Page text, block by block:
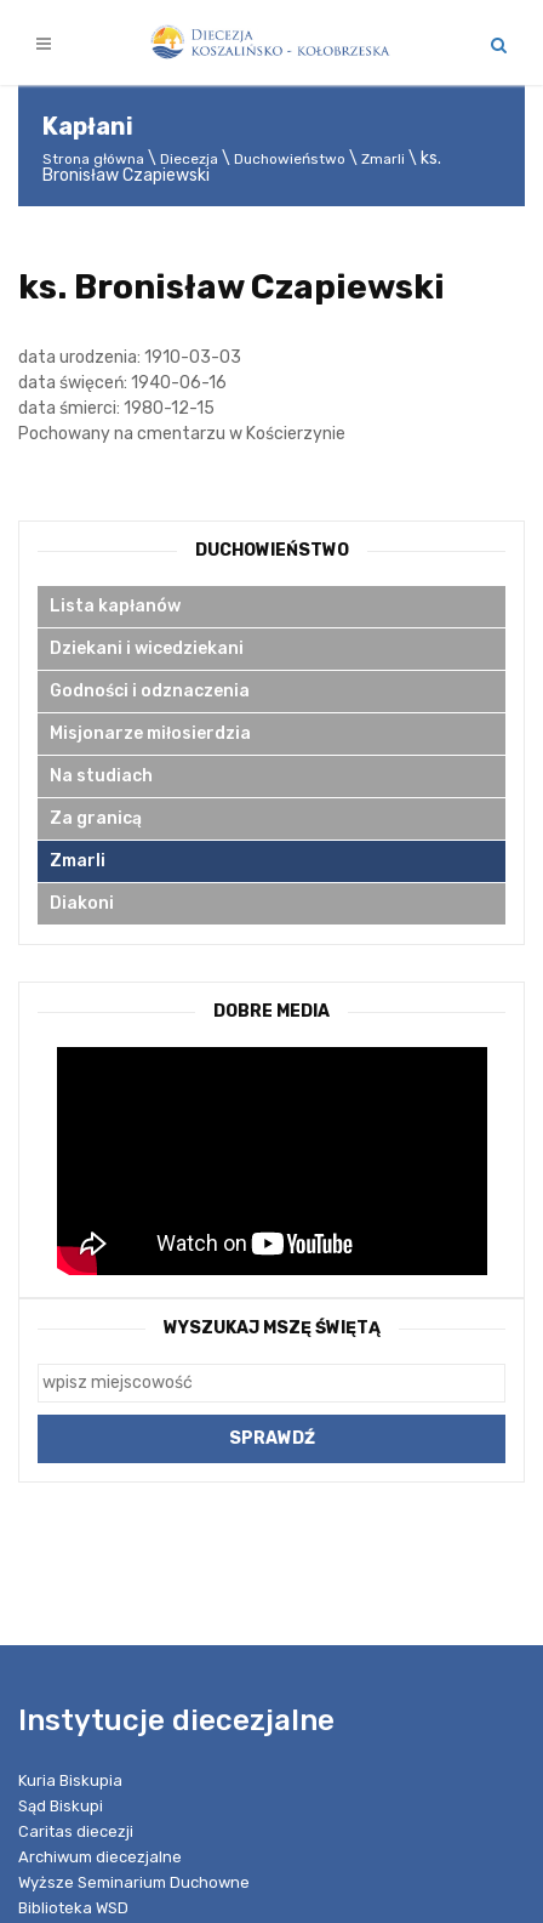
Kapłani
Strona główna Diecezja Duchowieństwo Zmarli
ks.
Bronisław Czapiewski
ks. Bronisław Czapiewski
data urodzenia: 1910-03-03
data święceń: 1940-06-16
data śmierci: 1980-12-15
Pochowany na cmentarzu w Kościerzynie
DUCHOWIEŃSTWO
Lista kapłanów
Dziekani i wicedziekani
Godności i odznaczenia
Misjonarze miłosierdzia
Na studiach
Za granicą
Zmarli
Diakoni
DOBRE MEDIA
WYSZUKAJ MSZĘ ŚWIĘTĄ
Instytucje diecezjalne
Kuria Biskupia
Sąd Biskupi
Caritas diecezji
Archiwum diecezjalne
Wyższe Seminarium Duchowne
Biblioteka WSD